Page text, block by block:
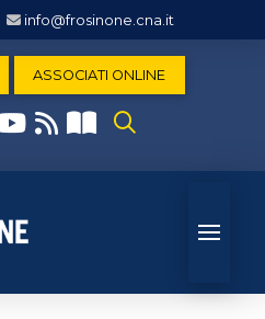
info@frosinone.cna.it
ASSOCIATI ONLINE